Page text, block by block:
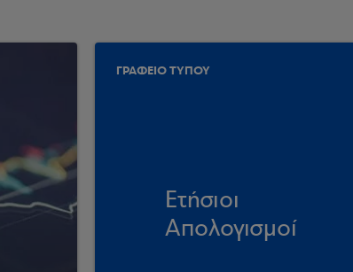
ΓΡΑΦΕΙΟ ΤΥΠΟΥ
Ετήσιοι
Απολογισμοί